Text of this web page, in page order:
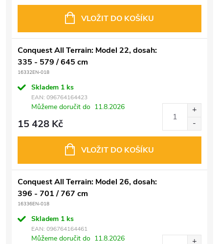
VLOŽIT DO KOŠÍKU
Conquest All Terrain: Model 22, dosah:
335 - 579 / 645 cm
16332EN-018
Skladem 1 ks
EAN: 096764164423
Můžeme doručit do 11.8.2026
15 428 Kč
VLOŽIT DO KOŠÍKU
Conquest All Terrain: Model 26, dosah:
396 - 701 / 767 cm
16336EN-018
Skladem 1 ks
EAN: 096764164461
Můžeme doručit do 11.8.2026